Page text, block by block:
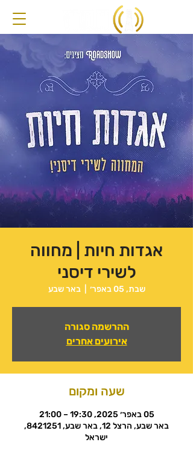
אגדות חיות | מחווה
לשירי דיסני
שבת, 05 באפר׳
  |
באר שבע
ההרשמה סגורה
אירועים אחרים
שעה ומקום
05 באפר׳ 2025, 19:30 – 21:00
באר שבע, הרצל 12, באר שבע, 8421251,
ישראל